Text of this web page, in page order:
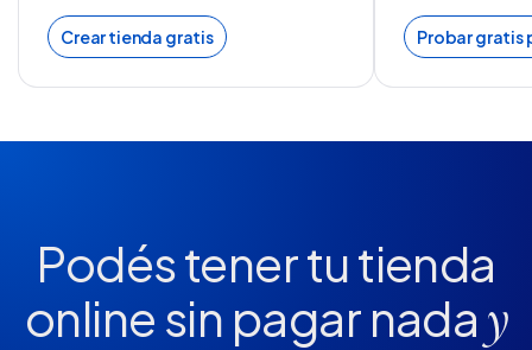
Crear tienda gratis Probar gratis
Podés tener tu tienda
onlinesin pagar nada y